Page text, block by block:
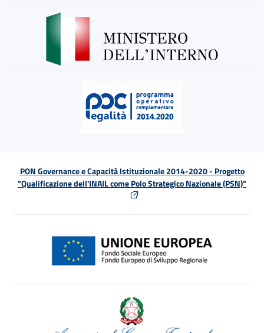
PON Governance e Capacità Istituzionale 2014-2020 - Progetto
"Qualificazione dell'INAIL come Polo Strategico Nazionale (PSN)"